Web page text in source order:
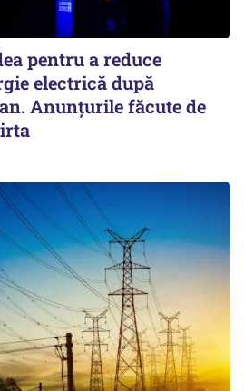
pentru a reduce
electrică după
Anunțurile făcute de